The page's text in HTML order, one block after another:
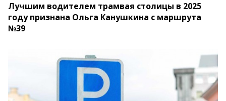
Лучшим водителем трамвая столицы в 2025
году признана Ольга Канушкина с маршрута
№39